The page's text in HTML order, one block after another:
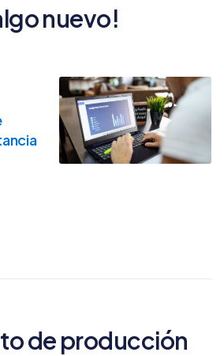
nuevo!
de producción